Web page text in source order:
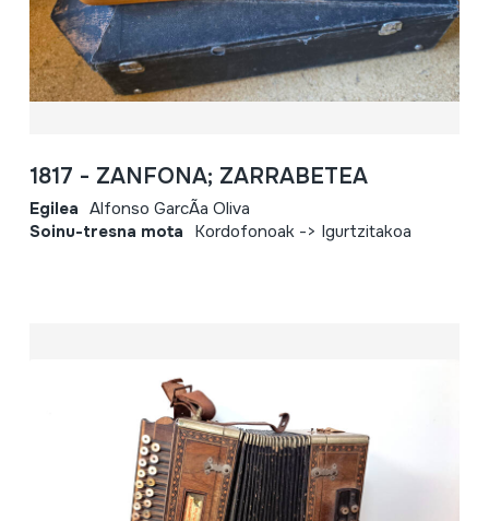
1817 - ZANFONA; ZARRABETEA
Egilea Alfonso GarcÃ­a Oliva
Soinu-tresna mota Kordofonoak -> Igurtzitakoa